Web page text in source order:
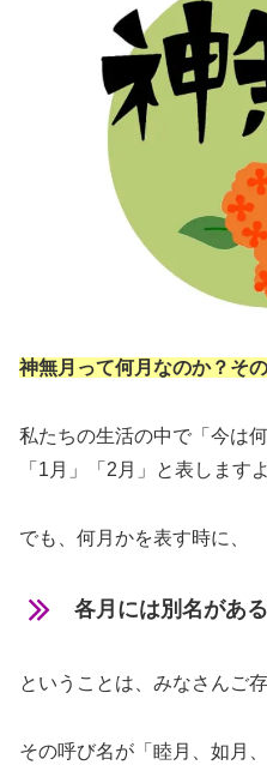
神無月って何月なのか？そ
私たちの生活の中で「今は
「1月」「2月」と表しますよ
でも、何月かを表す時に、
各月には別名がある
ということは、みなさんご
その呼び名が「睦月、如月